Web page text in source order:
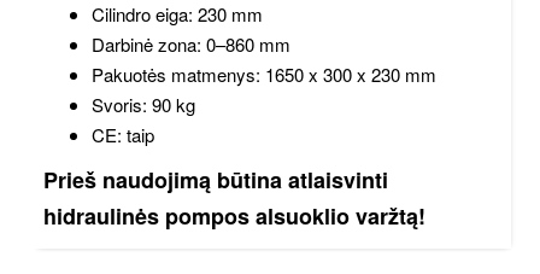
Cilindro eiga: 230 mm
Darbinė zona: 0–860 mm
Pakuotės matmenys: 1650 x 300 x 230 mm
Svoris: 90 kg
CE: taip
Prieš naudojimą būtina atlaisvinti
hidraulinės pompos alsuoklio varžtą!